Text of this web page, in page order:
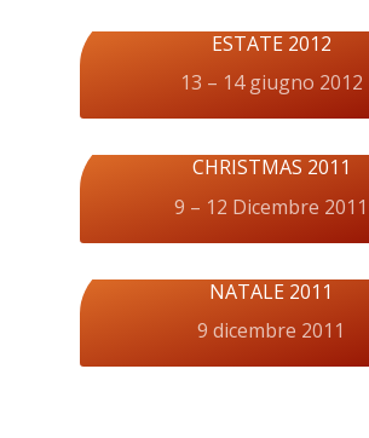
ESTATE 2012
13 – 14 giugno 2012
CHRISTMAS 2011
9 – 12 Dicembre 2011
NATALE 2011
9 dicembre 2011